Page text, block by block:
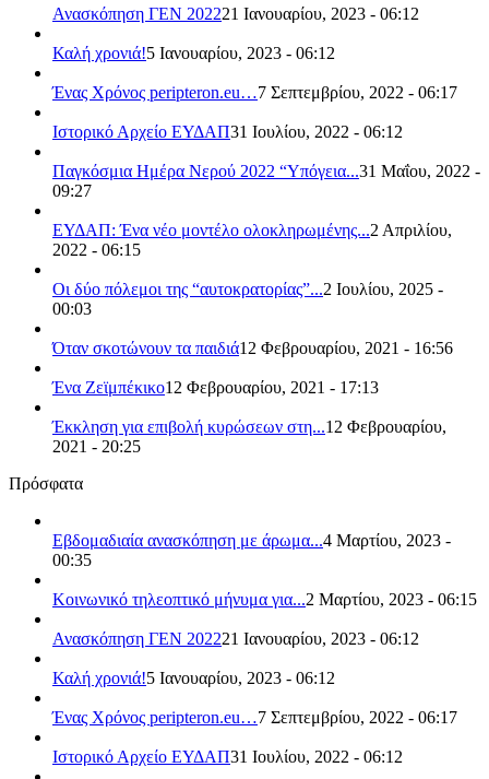
Ανασκόπηση ΓΕΝ 202221 Ιανουαρίου, 2023 - 06:12
Καλή χρονιά!5 Ιανουαρίου, 2023 - 06:12
Ένας Χρόνος peripteron.eu…7 Σεπτεμβρίου, 2022 - 06:17
Ιστορικό Αρχείο ΕΥΔΑΠ31 Ιουλίου, 2022 - 06:12
Παγκόσμια Ημέρα Νερού 2022 “Υπόγεια...31 Μαΐου, 2022 -
09:27
ΕΥΔΑΠ: Ένα νέο μοντέλο ολοκληρωμένης...2 Απριλίου,
2022 - 06:15
Οι δύο πόλεμοι της “αυτοκρατορίας”...2 Ιουλίου, 2025 -
00:03
Όταν σκοτώνουν τα παιδιά12 Φεβρουαρίου, 2021 - 16:56
Ένα Ζεϊμπέκικο12 Φεβρουαρίου, 2021 - 17:13
Έκκληση για επιβολή κυρώσεων στη...12 Φεβρουαρίου,
2021 - 20:25
Πρόσφατα
Εβδομαδιαία ανασκόπηση με άρωμα...4 Μαρτίου, 2023 -
00:35
Κοινωνικό τηλεοπτικό μήνυμα για...2 Μαρτίου, 2023 - 06:15
Ανασκόπηση ΓΕΝ 202221 Ιανουαρίου, 2023 - 06:12
Καλή χρονιά!5 Ιανουαρίου, 2023 - 06:12
Ένας Χρόνος peripteron.eu…7 Σεπτεμβρίου, 2022 - 06:17
Ιστορικό Αρχείο ΕΥΔΑΠ31 Ιουλίου, 2022 - 06:12